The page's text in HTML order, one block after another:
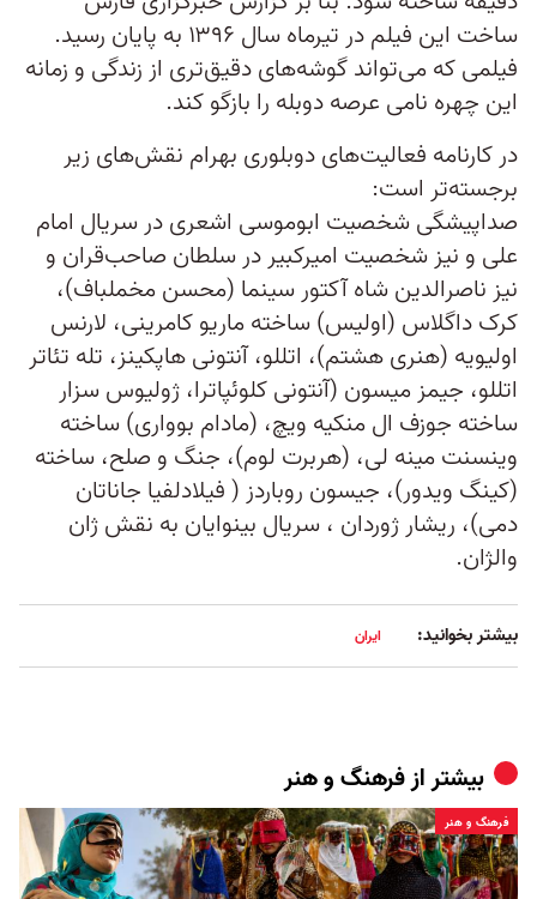
ساخت این فیلم در تیرماه سال ۱۳۹۶ به پایان رسید.
فیلمی که می‌تواند گوشه‌های دقیق‌تری از زندگی و زمانه
این چهره نامی عرصه دوبله را بازگو کند.
در کارنامه فعالیت‌های دوبلوری بهرام نقش‌های زیر
برجسته‌تر است:
صداپیشگی شخصیت ابوموسی اشعری در سریال امام
علی و نیز شخصیت امیرکبیر در سلطان صاحب‌قران و
نیز ناصرالدین شاه آکتور سینما (محسن مخملباف)،
کرک داگلاس (اولیس) ساخته ماریو کامرینی، لارنس
اولیویه (هنری هشتم)، اتللو، آنتونی هاپکینز، تله تئاتر
اتللو، جیمز میسون (آنتونی کلوئپاترا، ژولیوس سزار
ساخته جوزف ال منکیه ویچ، (مادام بوواری) ساخته
وینسنت مینه لی، (هربرت لوم)، جنگ و صلح، ساخته
(کینگ ویدور)، جیسون روباردز ( فیلادلفیا جاناتان
دمی)، ریشار ژوردان ، سریال بینوایان به نقش ژان
والژان.
بیشتر بخوانید: ایران
بیشتر ازفرهنگ و هنر
فرهنگ و هنر